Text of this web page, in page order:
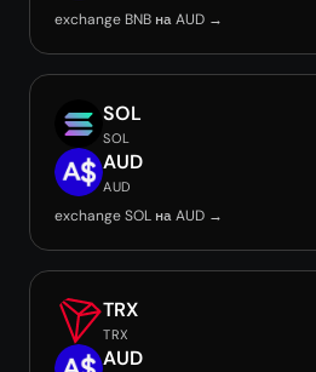
exchange BNB на AUD →
SOL
SOL
AUD
AUD
exchange SOL на AUD →
TRX
TRX
AUD